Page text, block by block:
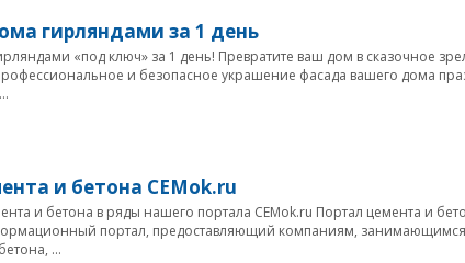
гирляндами за 1 день
«под ключ» за 1 день! Превратите ваш дом в сказочное
и безопасное украшение фасада вашего дома
и бетона CEMok.ru
и бетона в ряды нашего портала CEMok.ru Портал цемента и
портал, предоставляющий компаниям, занимающимся
...